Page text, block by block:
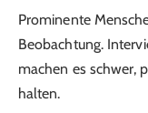
Prominente
Beobachtung.
machen es schwer,
halten.